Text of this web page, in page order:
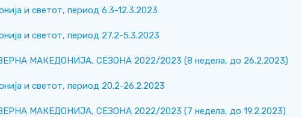
и светот, период 6.3-12.3.2023
и светот, период 27.2-5.3.2023
МАКЕДОНИЈА, СЕЗОНА 2022/2023 (8 недела, до 26.2.2023)
и светот, период 20.2-26.2.2023
МАКЕДОНИЈА, СЕЗОНА 2022/2023 (7 недела, до 19.2.2023)